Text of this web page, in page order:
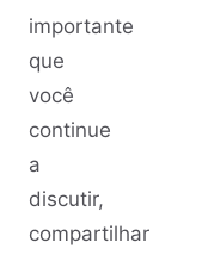
importante
que
você
continue
a
discutir,
compartilhar